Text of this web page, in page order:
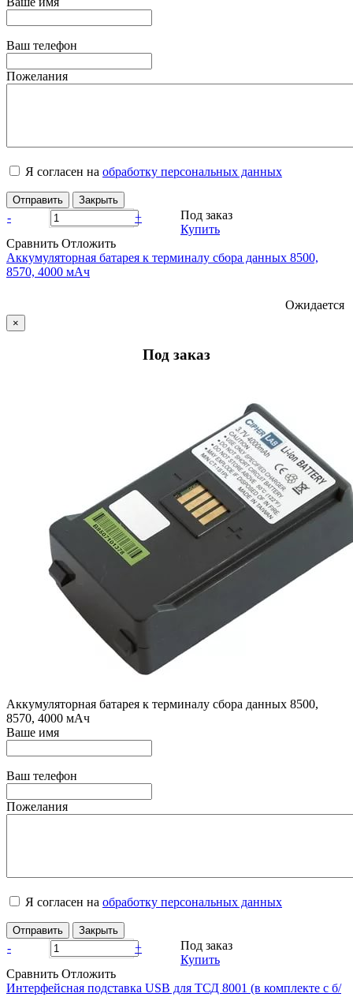
Ваш телефон
Пожелания
Я согласен на обработку персональных данных
Отправить Закрыть
- +
Под заказ
Купить
Сравнить Отложить
Аккумуляторная батарея к терминалу сбора данных 8500,
8570, 4000 мАч
Ожидается
×
Под заказ
Аккумуляторная батарея к терминалу сбора данных 8500,
8570, 4000 мАч
Ваше имя
Ваш телефон
Пожелания
Я согласен на обработку персональных данных
Отправить Закрыть
- +
Под заказ
Купить
Сравнить Отложить
Интерфейсная подставка USB для ТСД 8001 (в комплекте с б/